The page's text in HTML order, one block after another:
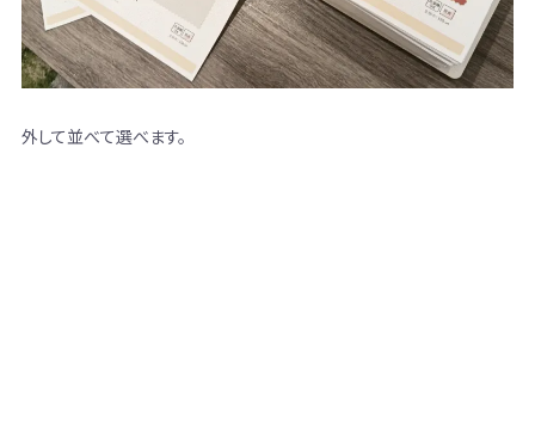
外して並べて選べます。